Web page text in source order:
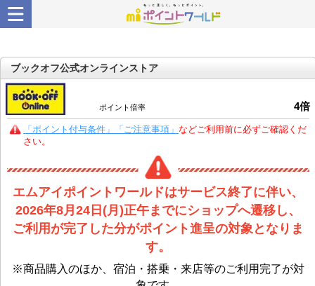
ブックオフ公式オンラインストア
ポイント倍率 4倍
「ポイント付与条件」「ご注意事項」 などご利用前に必ずご確認くだ
さい。
エムアイポイントワールドはサービス終了に伴い、
2026年8月24日(月)正午までにショップへ遷移し、
ご利用が完了した分がポイント進呈の対象となりま
す。
※商品購入のほか、宿泊・搭乗・来店等のご利用完了が対